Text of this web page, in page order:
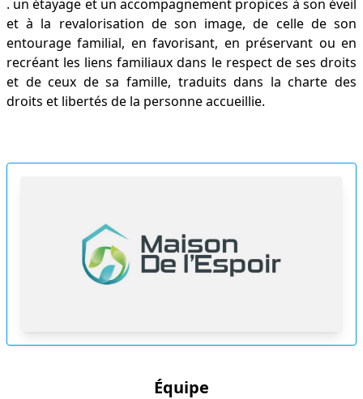
. un étayage et un accompagnement propices à son éveil
et à la revalorisation de son image, de celle de son
entourage familial, en favorisant, en préservant ou en
recréant les liens familiaux dans le respect de ses droits
et de ceux de sa famille, traduits dans la charte des
droits et libertés de la personne accueillie.
Équipe